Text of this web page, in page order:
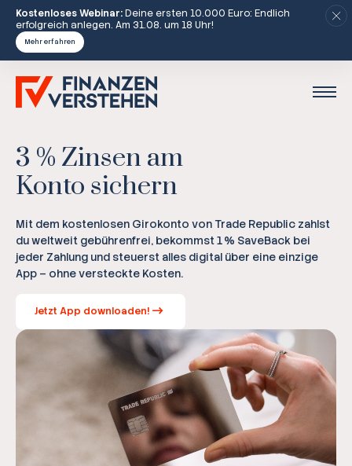
Kostenloses Webinar:Deine ersten 10.000 Euro: Endlich
erfolgreich anlegen. Am 31.08. um 18 Uhr!
Mehr erfahren
3 % Zinsen am
Konto sichern
Mit dem kostenlosen Girokonto von Trade Republic zahlst
du weltweit gebührenfrei, bekommst 1 % SaveBack bei
jeder Zahlung und steuerst alles digital über eine einzige
App – ohne versteckte Kosten.
Jetzt App downloaden!